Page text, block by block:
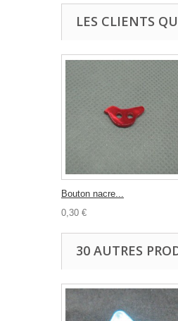
LES CLIENTS
Bouton nacre...
0,30 €
30 AUTRES